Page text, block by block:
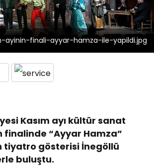
ayinin-finali-ayyar-hamza-ile-yapildi.jpg
Kasım ayı kültür sanat
“Ayyar Hamza”
tiyatro gösterisi İnegöllü
buluştu.